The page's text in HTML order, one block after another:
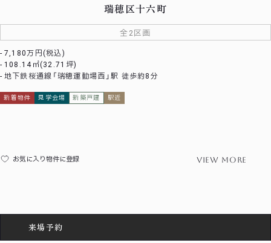
瑞穂区十六町
全2区画
7,180万円(税込)
108.14㎡(32.71坪)
地下鉄桜通線「瑞穂運動場西」駅 徒歩約8分
新着物件 見学会場 新築戸建 駅近
お気に入り物件に登録 view more
来場予約